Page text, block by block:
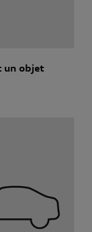
un objet